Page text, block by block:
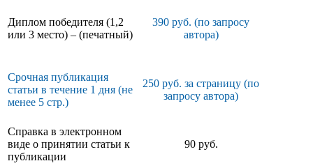
Диплом победителя (1,2
или 3 место) – (печатный)
390 руб. (по запросу
автора)
Срочная публикация
статьи в течение 1 дня (не
менее 5 стр.)
250 руб. за страницу (по
запросу автора)
Справка в электронном
виде о принятии статьи к
публикации
90 руб.